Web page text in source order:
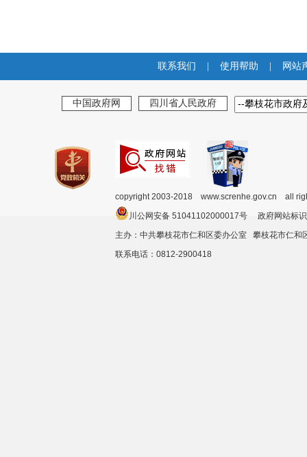
联系我们 | 使用帮助 | 网站
中国政府网 四川省人民政府
copyright 2003-2018 www.screnhe.gov.cn all
川公网安备 51041102000017号 政府网站
主办：中共攀枝花市仁和区委办公室 攀枝花市仁
联系电话：0812-2900418